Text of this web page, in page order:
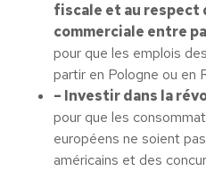
fiscale et au respect
commerciale entre
pour que les emplois
partir en Pologne ou en
– Investir dans la
pour que les
européens ne soient
américains et des